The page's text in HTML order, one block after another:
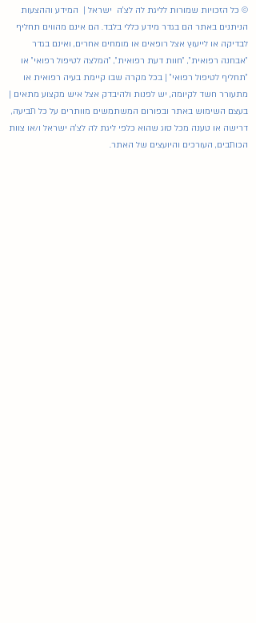
© כל הזכויות שמורות לליגת לה לצ'ה ישראל | המידע וההצעות
הניתנים באתר הם בגדר מידע כללי בלבד. הם אינם מהווים תחליף
לבדיקה או לייעוץ אצל רופאים או מומחים אחרים, ואינם בגדר
"אבחנה רפואית", "חוות דעת רפואית", "המלצה לטיפול רפואי" או
"תחליף לטיפול רפואי" | בכל מקרה שבו קיימת בעיה רפואית או
מתעורר חשד לקיומה, יש לפנות ולהיבדק אצל איש מקצוע מתאים |
בעצם השימוש באתר ובפורום המשתמשים מוותרים על כל תביעה,
דרישה או טענה מכל סוג שהוא כלפי ליגת לה לצ'ה ישראל ו/או צוות
הכותבים, העורכים והיועצים של האתר.